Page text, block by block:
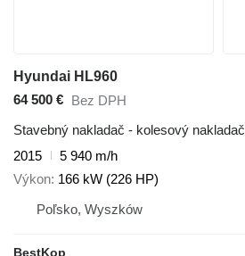
Hyundai HL960
64 500 € Bez DPH
Stavebný nakladač - kolesový nakladač
2015
5 940 m/h
Výkon 166 kW (226 HP)
Poľsko, Wyszków
BestKop